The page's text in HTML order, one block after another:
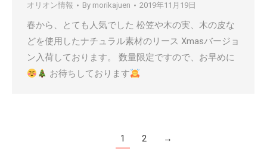
オリオン情報 By morikajuen 2019年11月19日
春から、とても人気でした 松笠や木の実、木の皮な
どを使用したナチュラル素材のリース Xmasバージョ
ン入荷しております。 数量限定ですので、お早めに
お待ちしております
1 2 →